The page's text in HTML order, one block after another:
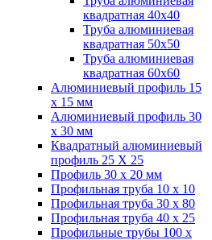
квадратная 40х40
Труба алюминиевая
квадратная 50х50
Труба алюминиевая
квадратная 60х60
Алюминиевый профиль 15
х 15 мм
Алюминиевый профиль 30
х 30 мм
Квадратный алюминиевый
профиль 25 Х 25
Профиль 30 х 20 мм
Профильная труба 10 х 10
Профильная труба 30 х 80
Профильная труба 40 х 25
Профильные трубы 100 х